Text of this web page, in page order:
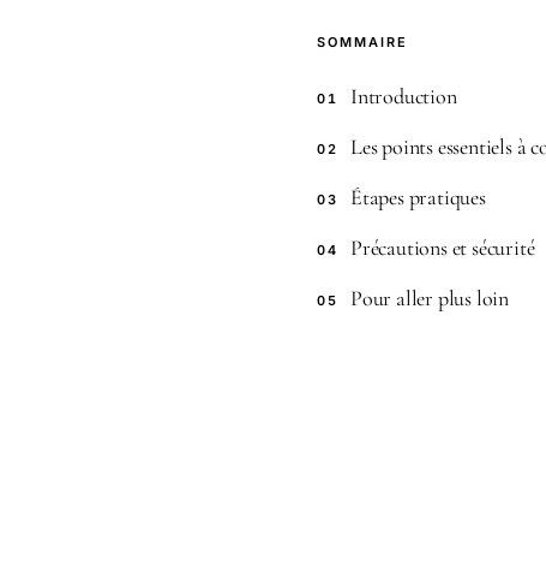
SOMMAIRE
01 Introduction
02 Les points essentiels à
03 Étapes pratiques
04 Précautions et sécurité
05 Pour aller plus loin